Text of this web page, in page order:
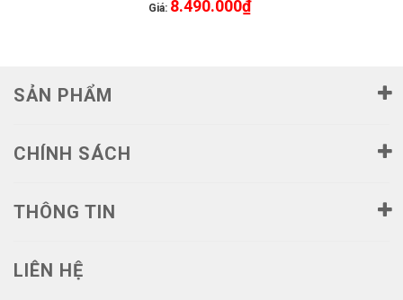
Like New
Giá: 8.490.000₫
SẢN PHẨM
CHÍNH SÁCH
THÔNG TIN
LIÊN HỆ